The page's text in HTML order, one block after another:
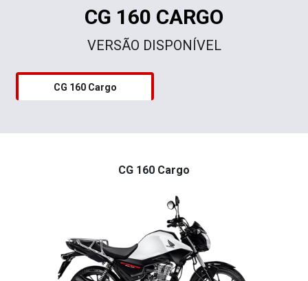
CG 160 CARGO
VERSÃO DISPONÍVEL
CG 160 Cargo
CG 160 Cargo